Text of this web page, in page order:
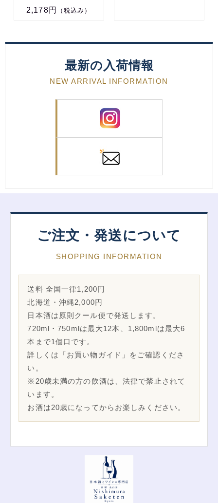
2,178円
（税込み）
最新の入荷情報
NEW ARRIVAL INFORMATION
ご注文・発送について
SHOPPING INFORMATION
送料 全国一律1,200円
北海道・沖縄2,000円
日本酒は原則クール便で発送します。
720ml・750mlは最大12本、1,800mlは最大6
本まで1個口です。
詳しくは「お買い物ガイド」をご確認くださ
い。
※20歳未満の方の飲酒は、法律で禁止されて
います。
お酒は20歳になってからお楽しみください。